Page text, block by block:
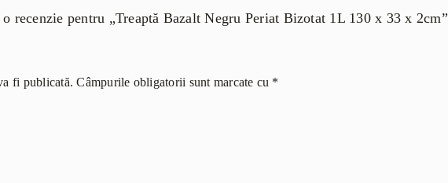
recenzie pentru „Treaptă Bazalt Negru Periat Bizotat 1L 130 x 33 x 2cm”
fi publicată. Câmpurile obligatorii sunt marcate cu *